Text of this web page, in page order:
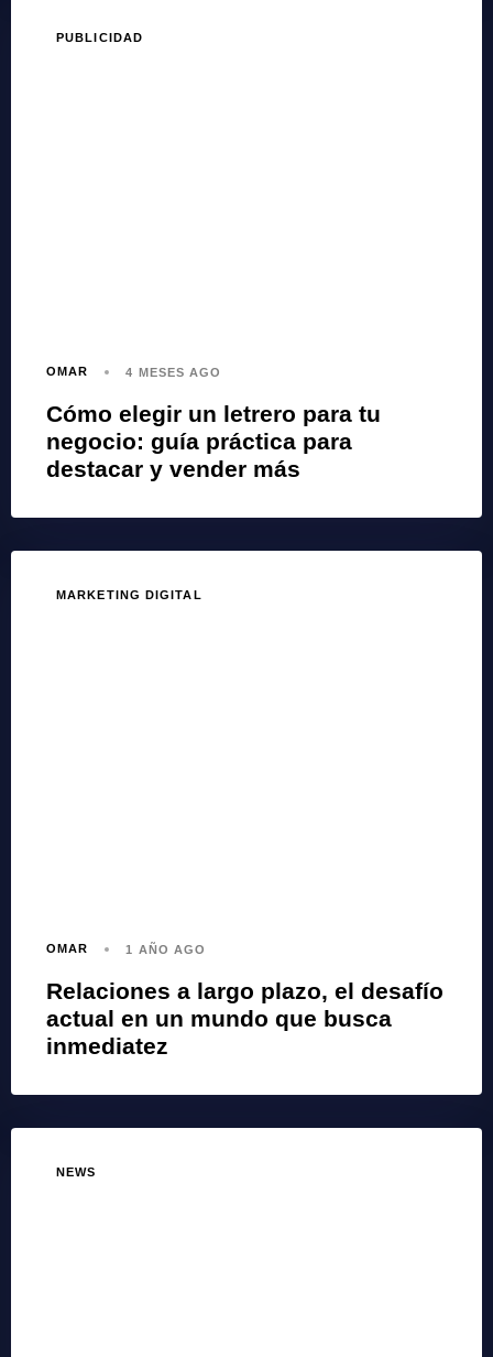
PUBLICIDAD
OMAR 4 MESES AGO
Cómo elegir un letrero para tu
negocio: guía práctica para
destacar y vender más
MARKETING DIGITAL
OMAR 1 AÑO AGO
Relaciones a largo plazo, el desafío
actual en un mundo que busca
inmediatez
NEWS